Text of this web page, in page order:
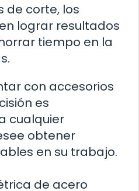
de corte, los
lograr resultados
tiempo en la
con accesorios
es
cualquier
obtener
en su trabajo.
de acero